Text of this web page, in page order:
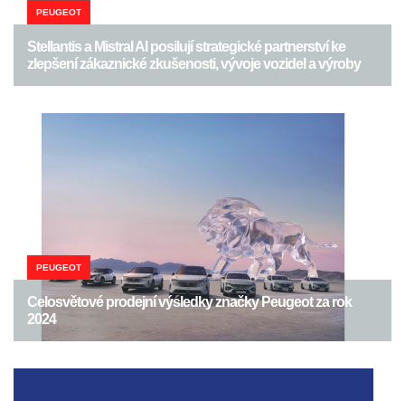
PEUGEOT
Stellantis a Mistral AI posilují strategické partnerství ke
zlepšení zákaznické zkušenosti, vývoje vozidel a výroby
PEUGEOT
Celosvětové prodejní výsledky značky Peugeot za rok
2024